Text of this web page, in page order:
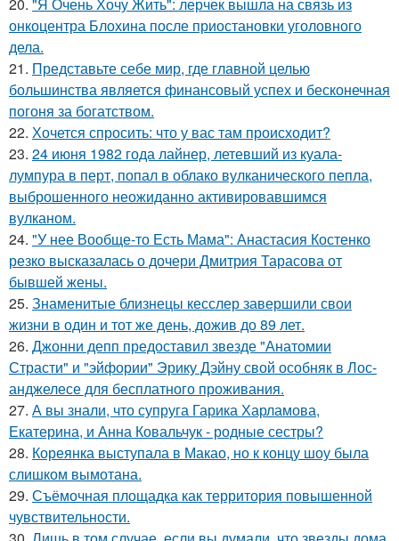
онкоцентра Блохина после приостановки уголовного
дела.
21. Представьте себе мир, где главной целью
большинства является финансовый успех и бесконечная
погоня за богатством.
22. Хочется спросить: что у вас там происходит?
23. 24 июня 1982 года лайнер, летевший из куала-
лумпура в перт, попал в облако вулканического пепла,
выброшенного неожиданно активировавшимся
вулканом.
24. "У нее Вообще-то Есть Мама": Анастасия Костенко
резко высказалась о дочери Дмитрия Тарасова от
бывшей жены.
25. Знаменитые близнецы кесслер завершили свои
жизни в один и тот же день, дожив до 89 лет.
26. Джонни депп предоставил звезде "Анатомии
Страсти" и "эйфории" Эрику Дэйну свой особняк в Лос-
анджелесе для бесплатного проживания.
27. А вы знали, что супруга Гарика Харламова,
Екатерина, и Анна Ковальчук - родные сестры?
28. Кореянка выступала в Макао, но к концу шоу была
слишком вымотана.
29. Съёмочная площадка как территория повышенной
чувствительности.